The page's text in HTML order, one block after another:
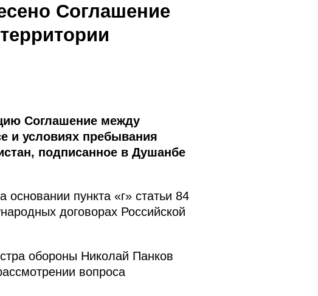
Соглашение
Соглашение между
и условиях пребывания
подписанное в Душанбе
пункта «г» статьи 84
договорах Российской
обороны Николай Панков
вопроса